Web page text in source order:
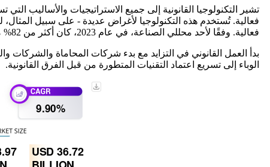
تشير التكنولوجيا القانونية إلى جميع الاستراتيجيات والأساليب
فعالية. وفقًا لأحد محللي الصناعة، في عام 2023، كان أكثر من 82% من الفرق القانونية الداخلية تفكر في استخدام الذكاء الاصطناعي للاكتشاف الإلكتروني أو فكرت فيه.
الوباء إلى تسريع اعتماد التقنيات المتطورة من قبل الفرق القانونية.